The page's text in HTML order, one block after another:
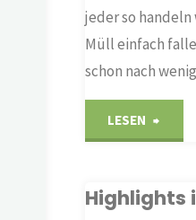
jeder so handeln
Müll einfach
schon nach
LESEN
Highlights